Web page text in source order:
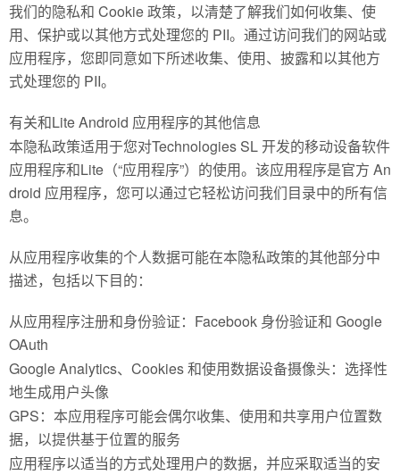
我们的隐私和 Cookie 政策，以清楚了解我们如何收集、使
用、保护或以其他方式处理您的 PII。通过访问我们的网站或
应用程序，您即同意如下所述收集、使用、披露和以其他方
式处理您的 PII。
有关和Lite Android 应用程序的其他信息
本隐私政策适用于您对Technologies SL 开发的移动设备软件
应用程序和Lite（“应用程序”）的使用。该应用程序是官方 An
droid 应用程序，您可以通过它轻松访问我们目录中的所有信
息。
从应用程序收集的个人数据可能在本隐私政策的其他部分中
描述，包括以下目的：
从应用程序注册和身份验证：Facebook 身份验证和 Google
OAuth
Google Analytics、Cookies 和使用数据设备摄像头：选择性
地生成用户头像
GPS：本应用程序可能会偶尔收集、使用和共享用户位置数
据，以提供基于位置的服务
应用程序以适当的方式处理用户的数据，并应采取适当的安